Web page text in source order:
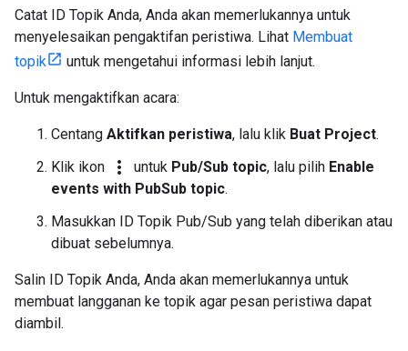
Catat ID Topik Anda, Anda akan memerlukannya untuk
menyelesaikan pengaktifan peristiwa. Lihat Membuat
topik
untuk mengetahui informasi lebih lanjut.
Untuk mengaktifkan acara:
Centang Aktifkan peristiwa, lalu klik Buat Project.
Klik ikon
more_vert untuk Pub/Sub topic, lalu pilih Enable
events with PubSub topic.
Masukkan ID Topik Pub/Sub yang telah diberikan atau
dibuat sebelumnya.
Salin ID Topik Anda, Anda akan memerlukannya untuk
membuat langganan ke topik agar pesan peristiwa dapat
diambil.